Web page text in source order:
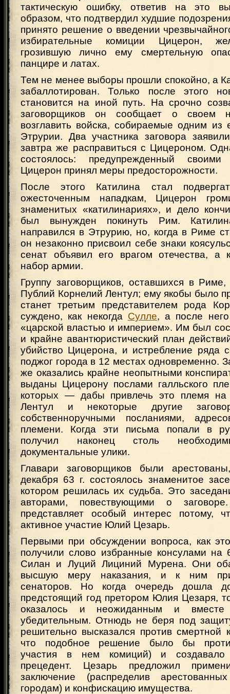
тактическую ошибку, ответив на это
образом, что подтвердил худшие
принято решение о введении
избирательные комиции Цицерон,
грозившую лично ему смертельную
панцире и латах.
Тем не менее выборы прошли спокойно, а
забаллотирован. Только после этого
становится на иной путь. На срочно
заговорщиков он сообщает о своем
возглавить войска, собираемые одним из
Этрурии. Два участника заговора
завтра же расправиться с Цицероном.
состоялось: предупрежденный своими
Цицерон принял меры предосторожности.
После этого Катилина стал
ожесточенным нападкам, Цицерон
знаменитых «катилинариях», и дело
был вынужден покинуть Рим.
направился в Этрурию, но, когда в Риме
он незаконно присвоил себе знаки
сенат объявил его врагом отечества, а
набор армии.
Группу заговорщиков, оставшихся в Риме,
Публий Корнелий Лентул; ему якобы было
станет третьим представителем рода
суждено, как некогда Сулле, а после
«царской властью и империем». Им был
и крайне авантюристический план
убийство Цицерона, и истребление ряда
поджог города в 12 местах одновременно.
же оказались крайне неопытными
выданы Цицерону послами галльского
которых — дабы привлечь это племя
Лентул и некоторые другие
собственноручными посланиями,
племени. Когда эти письма попали в
получил наконец столь
документальные улики.
Главари заговорщиков были
декабря 63 г. состоялось знаменитое
котором решилась их судьба. Это
авторами, повествующими о
представляет особый интерес потому,
активное участие Юлий Цезарь.
Первыми при обсуждении вопроса, как
получили слово избранные консулами
Силан и Луций Лициний Мурена. Они
высшую меру наказания, и к ним
сенаторов. Но когда очередь дошла
предстоящий год претором Юлия Цезаря,
оказалось и неожиданным и
убедительным. Отнюдь не беря под
решительно высказался против смертной
что подобное решение было бы
участия в нем комиций) и
прецедент. Цезарь предложил
заключение (распределив
городам) и конфискацию имущества.